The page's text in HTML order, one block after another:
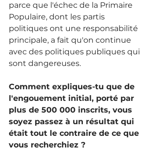
parce que l'échec de la Primaire
Populaire, dont les partis
politiques ont une responsabilité
principale, a fait qu'on continue
avec des politiques publiques qui
sont dangereuses.
Comment expliques-tu que de
l'engouement initial, porté par
plus de 500 000 inscrits, vous
soyez passez à un résultat qui
était tout le contraire de ce que
vous recherchiez ?